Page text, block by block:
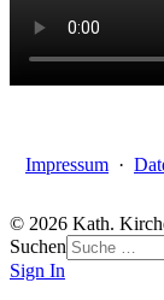
Impressum ·
© 2026 Kath.
Suchen
Sign In